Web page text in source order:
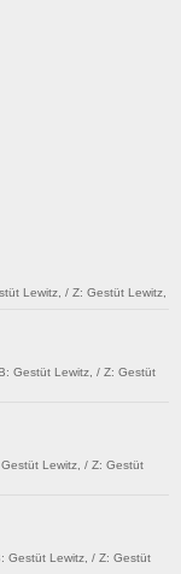
Lewitz, / Z: Gestüt Lewitz,
Gestüt Lewitz, / Z: Gestüt
Lewitz, / Z: Gestüt
Gestüt Lewitz, / Z: Gestüt